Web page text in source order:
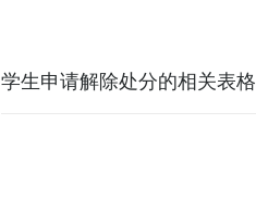
学生申请解除处分的相关表格